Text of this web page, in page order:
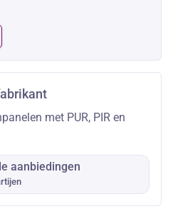
met PUR, PIR en
aanbiedingen